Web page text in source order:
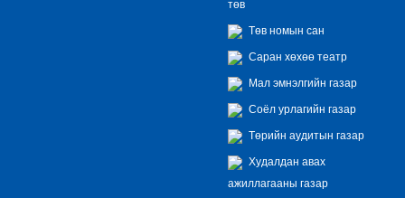
төв
Төв номын сан
Саран хөхөө театр
Мал эмнэлгийн газар
Соёл урлагийн газар
Төрийн аудитын газар
Худалдан авах
ажиллагааны газар